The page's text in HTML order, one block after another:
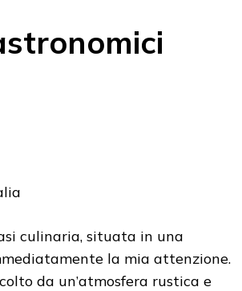
culinaria, situata in una
la mia attenzione.
da un’atmosfera rustica e